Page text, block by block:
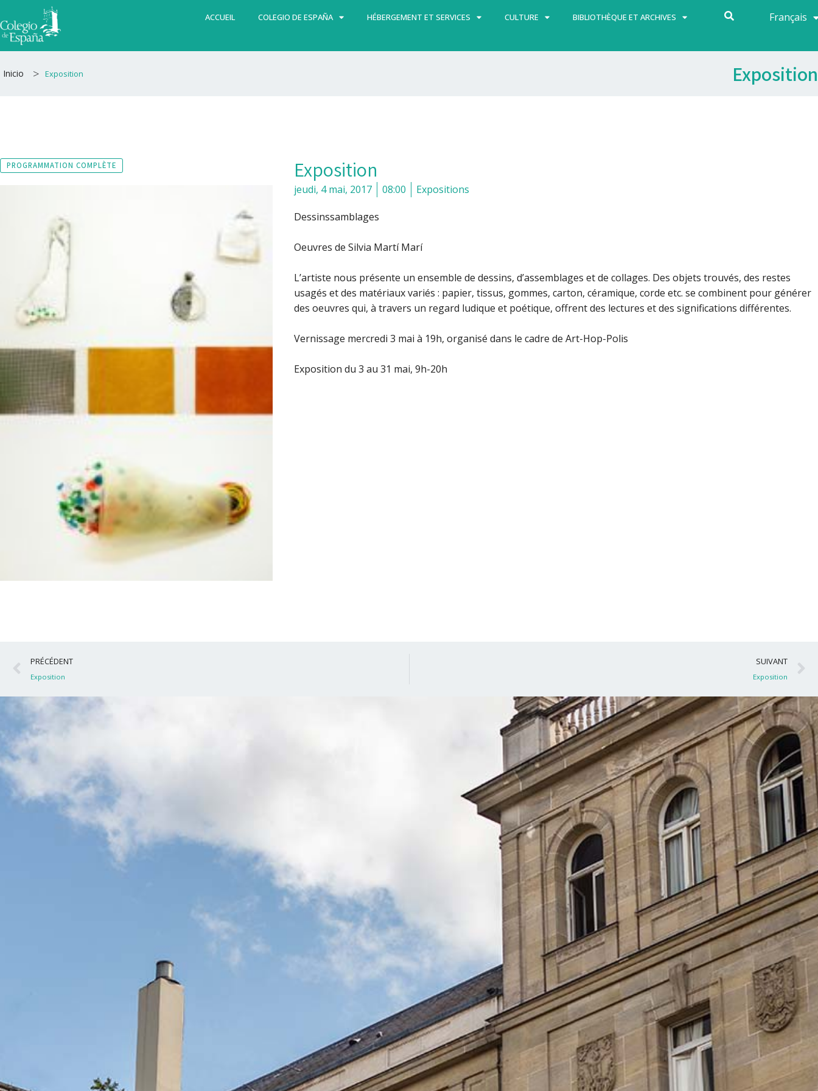
au
contenu
ACCUEIL COLEGIO DE ESPAÑA HÉBERGEMENT ET SERVICES CULTURE BIBLIOTHÈQUE ET ARCHIVES Français
Español
Inicio > Exposition Exposition
PROGRAMMATION COMPLÈTE Exposition
jeudi, 4 mai, 2017 08:00 Expositions
Dessinssamblages
Oeuvres de Silvia Martí Marí
L’artiste nous présente un ensemble de dessins, d’assemblages et de collages. Des objets trouvés, des restes
usagés et des matériaux variés : papier, tissus, gommes, carton, céramique, corde etc. se combinent pour générer
des oeuvres qui, à travers un regard ludique et poétique, offrent des lectures et des significations différentes.
Vernissage mercredi 3 mai à 19h, organisé dans le cadre de Art-Hop-Polis
Exposition du 3 au 31 mai, 9h-20h
Précédent
PRÉCÉDENT
Exposition
SUIVANT
Exposition